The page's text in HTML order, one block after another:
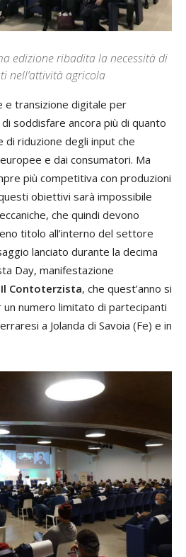
edizione ribadita la necessità di
nell’attività agricola
e transizione digitale per
di soddisfare ancora più di quanto
di riduzione degli input che
e dai consumatori. Ma
più competitiva con produzioni
obiettivi sarà impossibile
che quindi devono
titolo all’interno del settore
lanciato durante la decima
Day, manifestazione
Il Contoterzista, che quest’anno si
numero limitato di partecipanti
a Jolanda di Savoia (Fe) e in